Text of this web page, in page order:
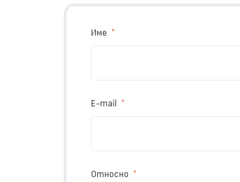
Име
E-mail
Относно